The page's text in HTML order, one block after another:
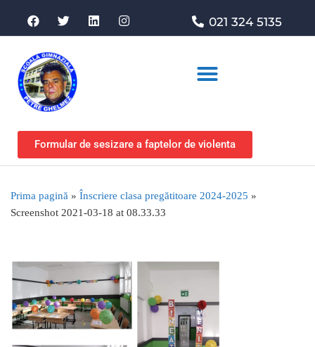
021 324 5135
Formular de sesizare a faptelor de violenta
Prima pagină » Înscriere clasa pregătitoare 2024-2025 »
Screenshot 2021-03-18 at 08.33.33